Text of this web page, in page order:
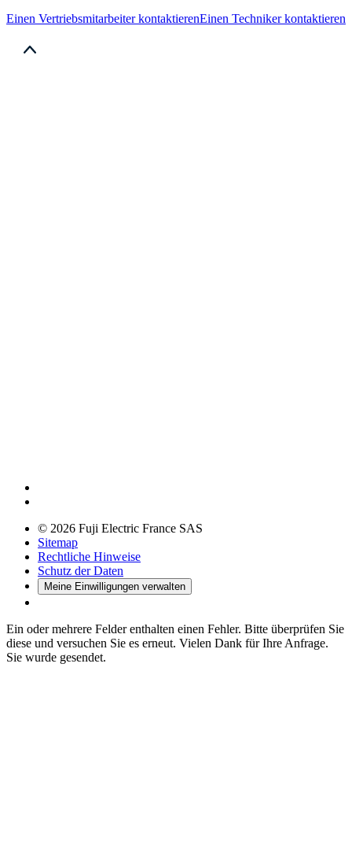
Einen Vertriebsmitarbeiter kontaktierenEinen Techniker kontaktieren
© 2026 Fuji Electric France SAS
Sitemap
Rechtliche Hinweise
Schutz der Daten
Meine Einwilligungen verwalten
Ein oder mehrere Felder enthalten einen Fehler. Bitte überprüfen Sie
diese und versuchen Sie es erneut. Vielen Dank für Ihre Anfrage.
Sie wurde gesendet.